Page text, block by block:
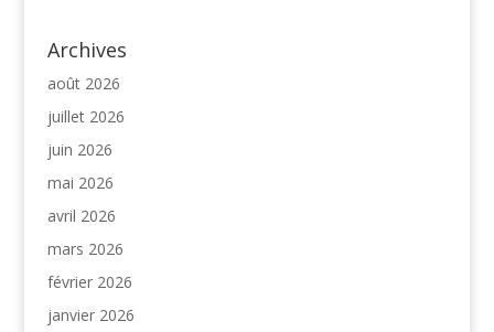
Archives
août 2026
juillet 2026
juin 2026
mai 2026
avril 2026
mars 2026
février 2026
janvier 2026